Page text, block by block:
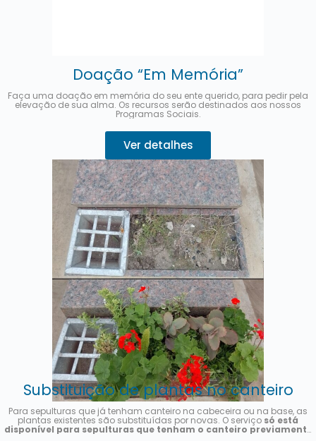
Doação “Em Memória”
Faça uma doação em memória do seu ente querido, para pedir pela
elevação de sua alma. Os recursos serão destinados aos nossos
Programas Sociais.
Ver detalhes
Substituição de plantas no canteiro
Para sepulturas que já tenham canteiro na cabeceira ou na base, as
plantas existentes são substituídas por novas. O serviço só está
disponível para sepulturas que tenham o canteiro previamente